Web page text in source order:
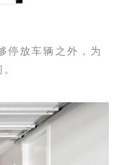
停放车辆之外，为